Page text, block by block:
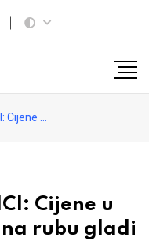
na rubu gladi
Cijene u
rubu gladi